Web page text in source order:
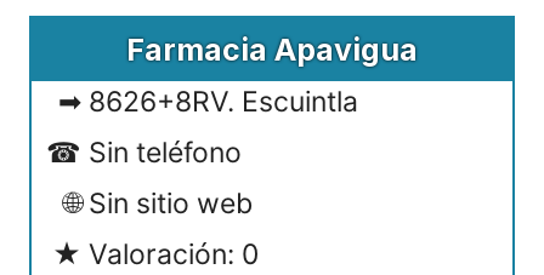
Farmacia Apavigua
8626+8RV. Escuintla
Sin teléfono
Sin sitio web
Valoración: 0